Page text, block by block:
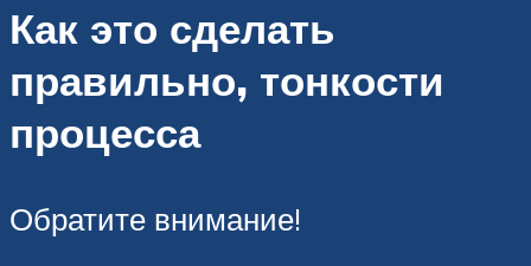
Как это сделать
правильно, тонкости
процесса
Обратите внимание!